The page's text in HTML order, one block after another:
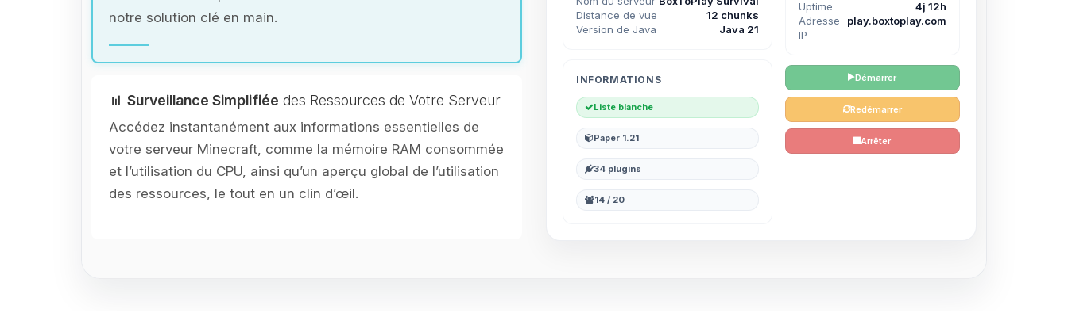
notre solution clé en main.
📊 Surveillance Simplifiée des Ressources de Votre Serveur
Accédez instantanément aux informations essentielles de
votre serveur Minecraft, comme la mémoire RAM consommée
et l’utilisation du CPU, ainsi qu’un aperçu global de l’utilisation
des ressources, le tout en un clin d’œil.
Distance de vue
12 chunks
Version de Java
Java 21
INFORMATIONS
Liste blanche
Paper 1.21
34 plugins
14 / 20
Uptime
4j 12h
Adresse
IP
play.boxtoplay.com
Démarrer
Redémarrer
Arrêter